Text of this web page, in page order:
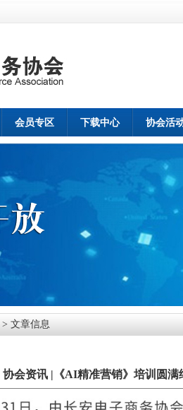
会员专区 下载中心 协会活
> 文章信息
协会资讯 |《AI精准营销》培训圆满